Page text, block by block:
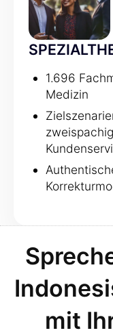
1.696
Medizin
mit